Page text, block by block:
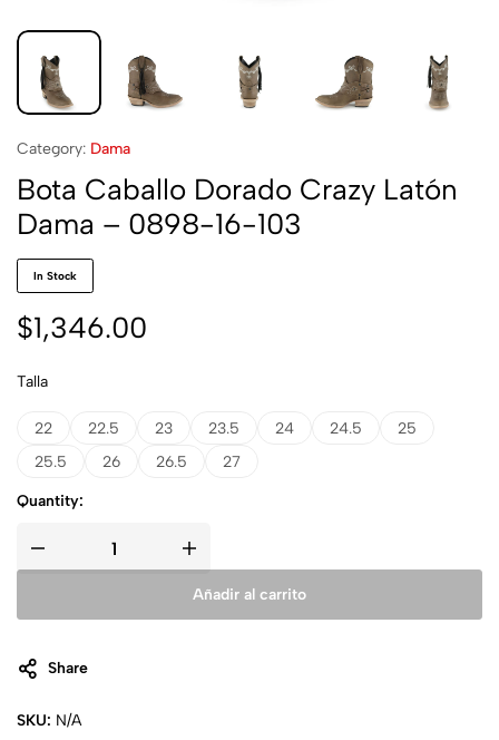
Category: Dama
Bota Caballo Dorado Crazy Latón
Dama – 0898-16-103
In Stock
$1,346.00
Talla
22 22.5 23 23.5 24 24.5
25
25.5
26 26.5 27
Quantity:
Añadir al carrito
Share
SKU: N/A